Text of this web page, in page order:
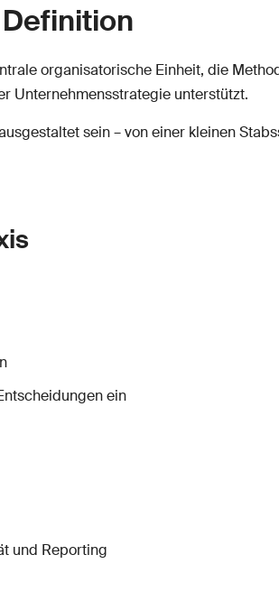
organisatorische Einheit, die
Unternehmensstrategie unterstützt.
sein – von einer kleinen
ein
und Reporting